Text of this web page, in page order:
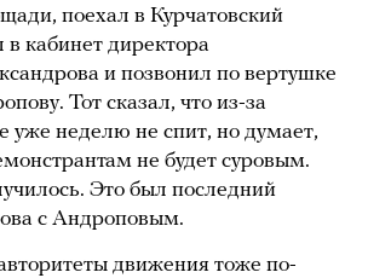
поехал в Курчатовский
в кабинет директора
и позвонил по вертушке
Тот сказал, что из-за
уже неделю не спит, но думает,
не будет суровым.
Это был последний
с Андроповым.
движения тоже по-